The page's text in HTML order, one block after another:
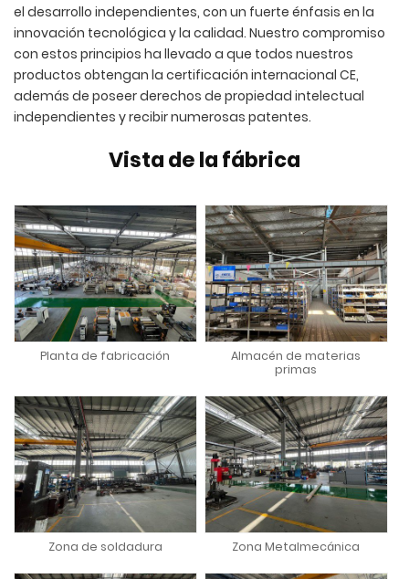
el desarrollo independientes, con un fuerte énfasis en la
innovación tecnológica y la calidad. Nuestro compromiso
con estos principios ha llevado a que todos nuestros
productos obtengan la certificación internacional CE,
además de poseer derechos de propiedad intelectual
independientes y recibir numerosas patentes.
Vista de la fábrica
Planta de fabricación
Almacén de materias
primas
Zona de soldadura Zona Metalmecánica